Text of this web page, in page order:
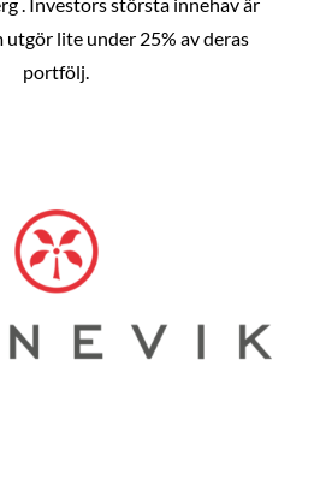
utgör lite under 25% av deras
portfölj.